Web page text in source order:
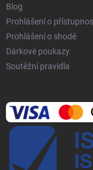
Blog
Prohlášení o
Prohlášení o shodě
Dárkové poukazy
Soutěžní pravidla